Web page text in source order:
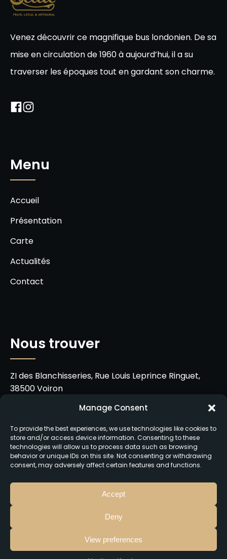
Manage Consent
To provide the best experiences, we use technologies like cookies to
store and/or access device information. Consenting to these
technologies will allow us to process data such as browsing
behavior or unique IDs on this site. Not consenting or withdrawing
consent, may adversely affect certain features and functions.
Accept
Deny
View preferences
Venez découvrir ce magnifique bus londonien. De sa
mise en circulation de 1960 à aujourd’hui, il a su
traverser les époques tout en gardant son charme.
Menu
Accueil
Présentation
Carte
Actualités
Contact
Nous trouver
ZI des Blanchisseries, Rue Louis Leprince Ringuet,
38500 Voiron
chezbettie@gmail.com
Du mardi au samedi de 11h30 à 14h et de 18h30 à
21h00
©2026–Mentions Légales
Politique de protection des données -